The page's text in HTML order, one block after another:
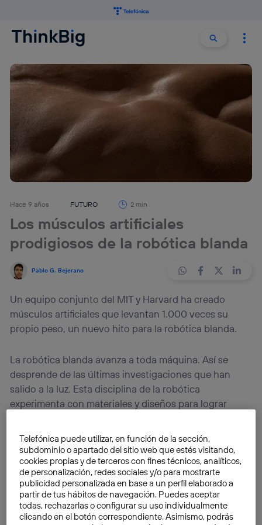
Buscar
Hace 9 años FUTURO 2 min
Los músculos artificiales
prodigiosos de la robótica blanda
Pablo G. Bejerano
Un equipo conjunto del MIT y Harvard ha creado
músculos artificiales que levantan 1.000 veces su
propio peso, un nuevo hito para la robótica blanda.
La robótica blanda avanza a toda máquina. Así se
desprende de las últimas investigaciones que han
salido a la luz. Esta disciplina de la robótica
experimenta con materiales y diseños para lograr
ambages: el auténtico objetivo es imitar los músculos
de los humanos y animales.
Tal vez la zoología esté lejos de conseguirse a través
de la ingeniería, pero esta ha logrado imitar
fragmentos de la primera exitosamente. En realidad
el mismo esquema que siempre han seguido las
Telefónica puede utilizar, en función de la sección,
subdominio o apartado del sitio web que estés visitando,
cookies propias y de terceros con fines técnicos, analíticos,
de personalización, redes sociales y/o para mostrarte
publicidad personalizada en base a un perfil elaborado a
partir de tus hábitos de navegación. Puedes aceptar
todas, rechazarlas o configurar su uso individualmente
clicando en el botón correspondiente. Asimismo, podrás